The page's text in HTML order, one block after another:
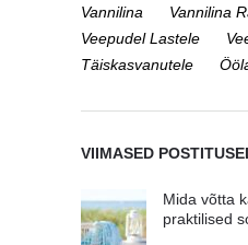
Vannilina
Vannilina
Veepudel Lastele
Täiskasvanutele
VIIMASED
Mida võtta
praktilised